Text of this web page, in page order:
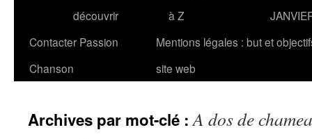
découvrir
à Z
Contacter Passion
Chanson
Mentions légales : but et
site web
Archives par mot-clé :A dos de